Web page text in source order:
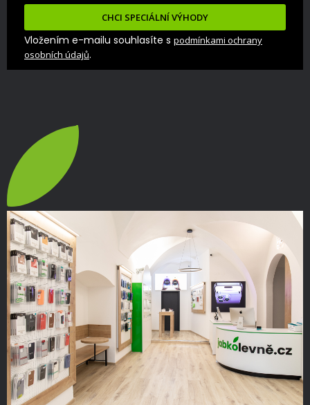
CHCI SPECIÁLNÍ VÝHODY
Vložením e-mailu souhlasíte s podmínkami ochrany
osobních údajů.